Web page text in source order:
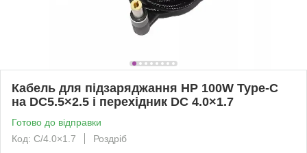
Кабель для підзаряджання HP 100W Type-C
на DC5.5×2.5 і перехідник DC 4.0×1.7
Готово до відправки
Код: C/4.0×1.7
Роздріб